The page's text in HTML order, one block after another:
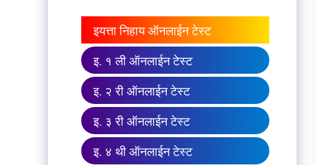
इयत्ता निहाय ऑनलाईन टेस्ट
इ. १ ली ऑनलाईन टेस्ट
इ. २ री ऑनलाईन टेस्ट
इ. ३ री ऑनलाईन टेस्ट
इ. ४ थी ऑनलाईन टेस्ट